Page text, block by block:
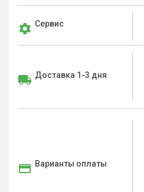
Сервис
Доставка 1-3 дня
Варианты оплаты